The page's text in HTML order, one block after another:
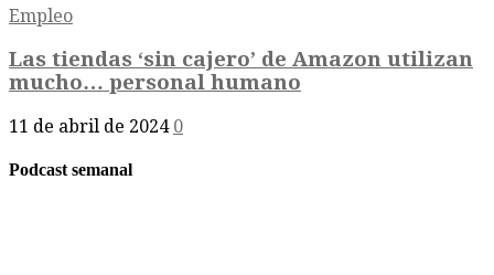
Empleo
Las tiendas ‘sin cajero’ de Amazon utilizan
mucho… personal humano
11 de abril de 2024 0
Podcast semanal